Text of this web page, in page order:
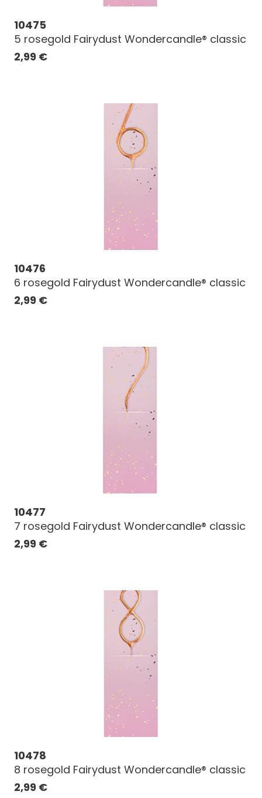
10475
5 rosegold Fairydust Wondercandle® classic
2,99 €
10476
6 rosegold Fairydust Wondercandle® classic
2,99 €
10477
7 rosegold Fairydust Wondercandle® classic
2,99 €
10478
8 rosegold Fairydust Wondercandle® classic
2,99 €